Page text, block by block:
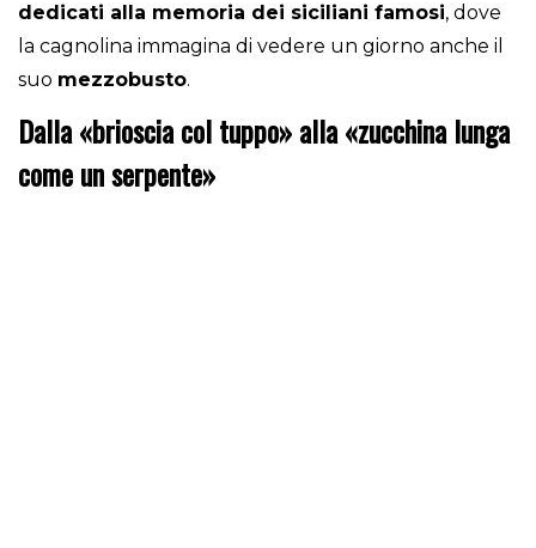
dedicati alla memoria dei siciliani famosi, dove
la cagnolina immagina di vedere un giorno anche il
suo mezzobusto.
Dalla «brioscia col tuppo» alla «zucchina lunga
come un serpente»